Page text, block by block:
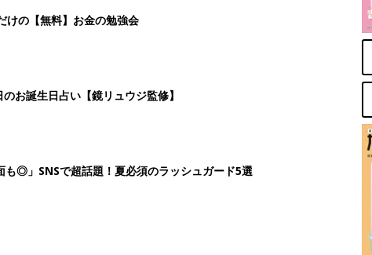
けの【無料】お金の勉強会
お誕生日占い【鏡リュウジ監修】
も◎」SNSで超話題！夏必須のラッシュガード5選